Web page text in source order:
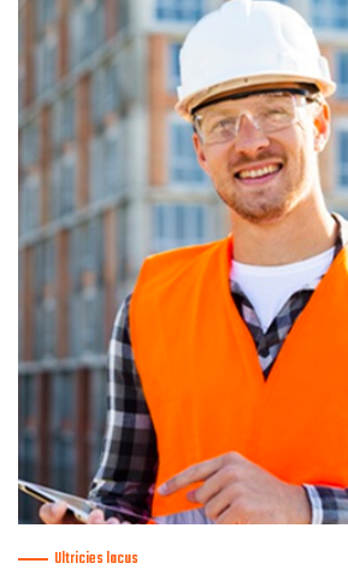
Ultricies lacus